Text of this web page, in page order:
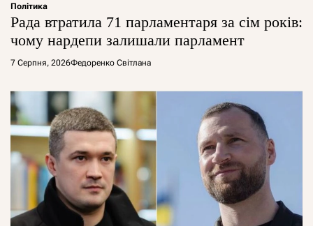
Політика
Рада втратила 71 парламентаря за сім років:
чому нардепи залишали парламент
7 Серпня, 2026Федоренко Світлана